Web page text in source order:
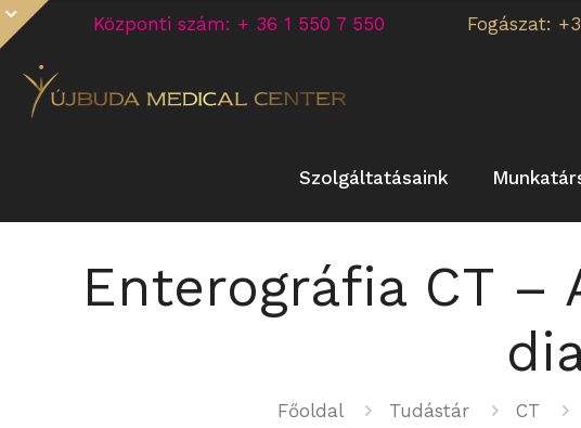
Központi szám: + 36 1 550 7 550 Fogászat:
Szolgáltatásaink
Enterográfia CT –
Főoldal Tudástár CT